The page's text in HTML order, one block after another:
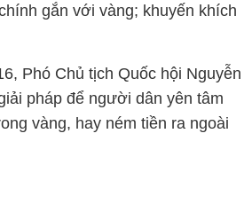
gắn với vàng; khuyến khích
Phó Chủ tịch Quốc hội Nguyễn
pháp để người dân yên tâm
vàng, hay ném tiền ra ngoài